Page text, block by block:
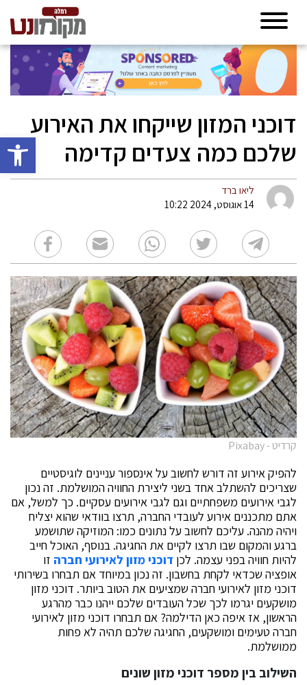
פתח
דוכני המזון שייקחו את האירוע
שלכם כמה צעדים קדימה
ליאו ברד
14 אוגוסט, 2024 10:22
קרדיט - Pixabay
להפיק אירוע זה דורש לחשוב על אינספור עניינים לוגיסטיים
שצריכים להשתלב אחד בשני ליצירת החוויה המושלמת. זה נכון
לגבי אירועים משפחתיים וגם לגבי אירועים עסקיים. כך למשל, אם
אתם מתכננים אירוע לעובדי החברה, תרצו בוודאי שהוא יצליח
ויהיה מהנה. עליכם לחשוב על נתונים כמו: המוזיקה שתושמע
ברגע והמקום שבו תרצו לקיים את החגיגה. בנוסף, האוכל חייב
להיות חוויה בפני עצמה. לכן דוכני מזון לאירועי חברה זו
אופציה שכדאי לקחת בחשבון. זה נכון במיוחד אם תבחרו בשירותי
דוכני מזון לאירועי חברה שמציעים את הטוב ביותר. דוכני מזון
מושקעים יגרמו לכך שכל העובדים שלכם ייהנו כבר מהרגע
הראשון, אז איפה כאן הדילמה? אם תבחרו דוכני מזון לאירועי
חברה טעימים ומושקעים, החגיגה שלכם תהיה לא פחות
ממושלמת.
השילוב בין מספר דוכני מזון שונים